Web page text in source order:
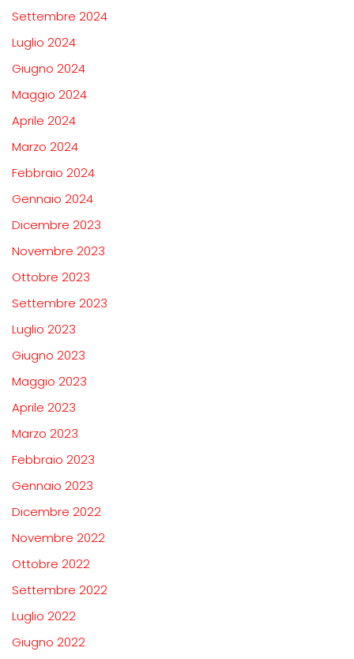
Settembre 2024
Luglio 2024
Giugno 2024
Maggio 2024
Aprile 2024
Marzo 2024
Febbraio 2024
Gennaio 2024
Dicembre 2023
Novembre 2023
Ottobre 2023
Settembre 2023
Luglio 2023
Giugno 2023
Maggio 2023
Aprile 2023
Marzo 2023
Febbraio 2023
Gennaio 2023
Dicembre 2022
Novembre 2022
Ottobre 2022
Settembre 2022
Luglio 2022
Giugno 2022